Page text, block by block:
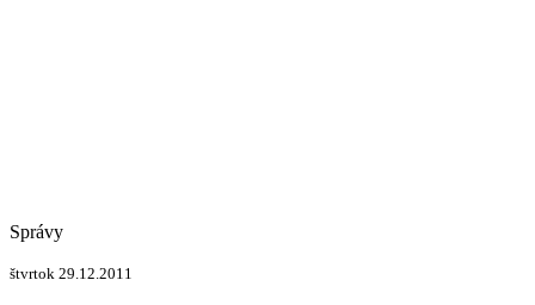
Správy
štvrtok 29.12.2011